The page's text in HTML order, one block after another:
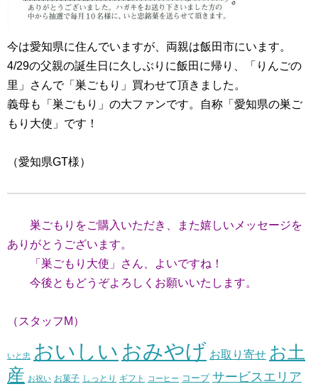
今は愛知県に住んでいますが、両親は飯田市にいます。
4/29の父親の誕生日に久しぶりに飯田に帰り、「りんごの
里」さんで「巣ごもり」買わせて頂きました。
義母も「巣ごもり」の大ファンです。自称「愛知県の巣ご
もり大使」です！
（愛知県GT様）
巣ごもりをご購入いただき、また嬉しいメッセージを
ありがとうございます。
「巣ごもり大使」さん、よいですね！
今後ともどうぞよろしくお願いいたします。
（スタッフM）
いと忠 おいしい おみやげ お取り寄せ お土
産 お祝い お菓子 しっとり ギフト コーヒー コープ サービスエリア